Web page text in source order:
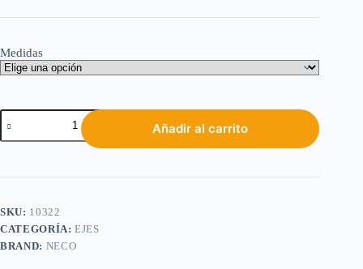
Medidas
Añadir al carrito
SKU: 10322
CATEGORÍA:EJES
BRAND: NECO